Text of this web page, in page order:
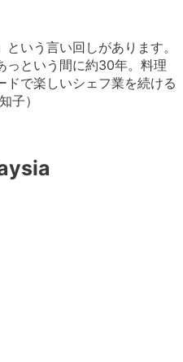
いう言い回しがあります。
っという間に約30年。料理
ドで楽しいシェフ業を続ける
子）